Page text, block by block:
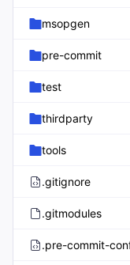
msopgen
pre-commit
test
thirdparty
tools
.gitignore
.gitmodules